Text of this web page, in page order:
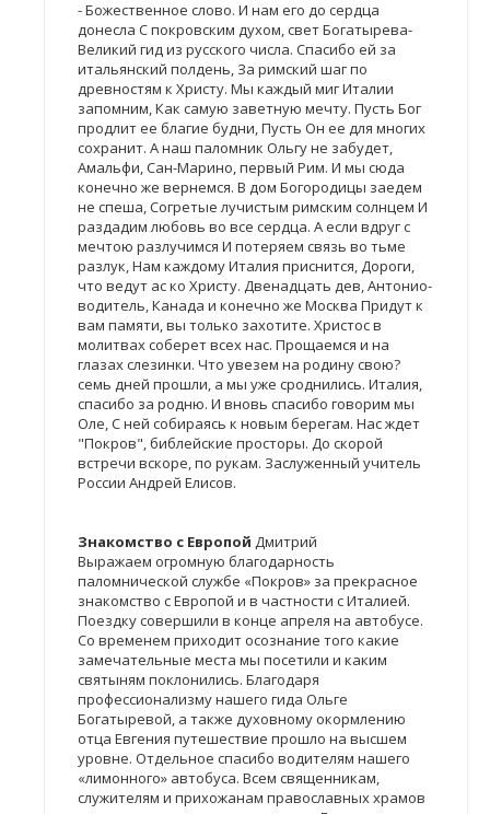
- Божественное слово. И нам его до сердца
донесла С покровским духом, свет Богатырева-
Великий гид из русского числа. Спасибо ей за
итальянский полдень, За римский шаг по
древностям к Христу. Мы каждый миг Италии
запомним, Как самую заветную мечту. Пусть Бог
продлит ее благие будни, Пусть Он ее для многих
сохранит. А наш паломник Ольгу не забудет,
Амальфи, Сан-Марино, первый Рим. И мы сюда
конечно же вернемся. В дом Богородицы заедем
не спеша, Согретые лучистым римским солнцем И
раздадим любовь во все сердца. А если вдруг с
мечтою разлучимся И потеряем связь во тьме
разлук, Нам каждому Италия приснится, Дороги,
что ведут ас ко Христу. Двенадцать дев, Антонио-
водитель, Канада и конечно же Москва Придут к
вам памяти, вы только захотите. Христос в
молитвах соберет всех нас. Прощаемся и на
глазах слезинки. Что увезем на родину свою?
семь дней прошли, а мы уже сроднились. Италия,
спасибо за родню. И вновь спасибо говорим мы
Оле, С ней собираясь к новым берегам. Нас ждет
"Покров", библейские просторы. До скорой
встречи вскоре, по рукам. Заслуженный учитель
России Андрей Елисов.
Знакомство с Европой Дмитрий
Выражаем огромную благодарность
паломнической службе «Покров» за прекрасное
знакомство с Европой и в частности с Италией.
Поездку совершили в конце апреля на автобусе.
Со временем приходит осознание того какие
замечательные места мы посетили и каким
святыням поклонились. Благодаря
профессионализму нашего гида Ольге
Богатыревой, а также духовному окормлению
отца Евгения путешествие прошло на высшем
уровне. Отдельное спасибо водителям нашего
«лимонного» автобуса. Всем священникам,
служителям и прихожанам православных храмов